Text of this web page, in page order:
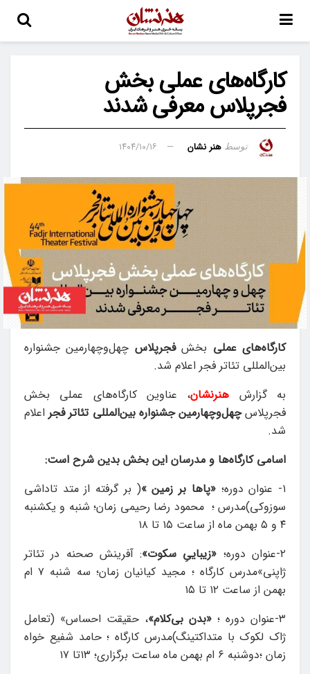
کارگاه‌های عملی بخش
فجرپلاس معرفی شدند
توسط هنر نشان ۱۴۰۴/۱۰/۱۶
کارگاه‌های عملی بخشفجرپلاس چهل‌وچهارمین جشنواره
بین‌المللی تئاتر فجر اعلام شد.
به گزارش هنرنشان، عناوین کارگاه‌های عملی بخش
فجرپلاسچهل‌وچهارمین جشنواره بین‌المللی تئاتر فجر اعلام
شد.
اسامی کارگاه‌ها و مدرسان این بخش بدین شرح است:
۱- عنوان دوره؛
«پاها بر زمین »( بر گرفته از متد تاداشی
سوزوکی)مدرس ؛ محمود رضا رحیمی زمان؛ شنبه و یکشنبه
۴ و ۵ بهمن ماه از ساعت ۱۵ تا ۱۸
۲-عنوان دوره؛
«زیباییِ سکوت»: آفرینش صحنه در تئاتر
ژاپنی»مدرس کارگاه ؛ مجید کیانیان زمان؛ سه شنبه ۷ ام
بهمن از ساعت ۱۲ تا ۱۵
۳-عنوان دوره ؛
«بدن بی‌کلام»، حقیقت احساس» (تعامل
ژاک لکوک با متداکتینگ)مدرس کارگاه ؛ حامد شفیع خواه
زمان ؛دوشنبه ۶ ام بهمن ماه ساعت برگزاری؛ ۱۳تا ۱۷